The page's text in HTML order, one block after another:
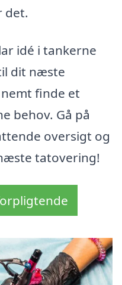
det.
idé i tankerne
dit næste
finde et
behov. Gå på
oversigt og
tatovering!